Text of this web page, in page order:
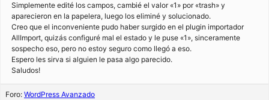
Simplemente edité los campos, cambié el valor «1» por «trash» y
aparecieron en la papelera, luego los eliminé y solucionado.
Creo que el inconveniente pudo haber surgido en el plugin importador
AllImport, quizás configuré mal el estado y le puse «1», sinceramente
sospecho eso, pero no estoy seguro como llegó a eso.
Espero les sirva si alguien le pasa algo parecido.
Saludos!
Foro: WordPress Avanzado